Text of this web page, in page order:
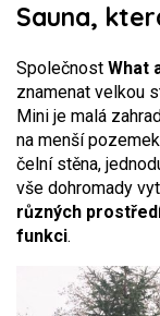
Sauna,
Společnost What
znamenat velkou
Mini je malá
na menší
čelní stěna,
vše dohromady
různých
funkci.